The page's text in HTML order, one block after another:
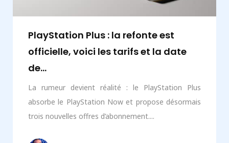
PlayStation Plus : la refonte est
officielle, voici les tarifs et la date
de...
La rumeur devient réalité : le PlayStation Plus
absorbe le PlayStation Now et propose désormais
trois nouvelles offres d’abonnement....